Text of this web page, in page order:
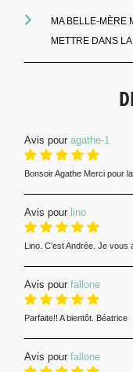
MA BELLE-MÈRE
METTRE DANS
Avis pour agathe-1
Bonsoir Agathe Merci pour
Avis pour lino
Lino. C’est Andrée. Je vous
Avis pour fallone
Parfaite!! A bientôt. Béatrice
Avis pour fallone